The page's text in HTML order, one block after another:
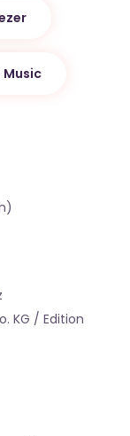
Music
KG / Edition